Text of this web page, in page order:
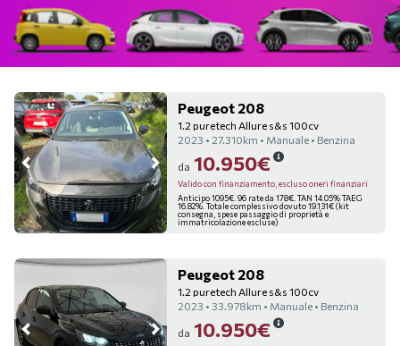
Peugeot 208
1.2 puretech Allure s&s 100cv
2023 • 27.310km • Manuale • Benzina
da 10.950€
Valido con finanziamento, escluso oneri finanziari
Anticipo 1095€. 96 rate da 178€. TAN 14.05% TAEG
16.82%. Totale complessivo dovuto 19.131€ (kit
consegna, spese passaggio di proprietà e
immatricolazione escluse)
Peugeot 208
1.2 puretech Allure s&s 100cv
2023 • 33.978km • Manuale • Benzina
da 10.950€